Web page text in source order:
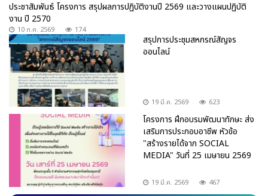
ประชาสัมพันธ์ โครงการ สรุปผลการปฏิบัติงานปี 2569 และวางแผนปฏิบัติ
งาน ปี 2570
10 ก.ค. 2569 174
สรุปการประชุมสหกรณ์สัญจร
ออนไลน์
19 มี.ค. 2569 623
โครงการ ฝึกอบรมพัฒนาทักษะ ส่ง
เสริมการประกอบอาชีพ หัวข้อ
"สร้างรายได้จาก SOCIAL
MEDIA" วันที่ 25 เมษายน 2569
19 มี.ค. 2569 467